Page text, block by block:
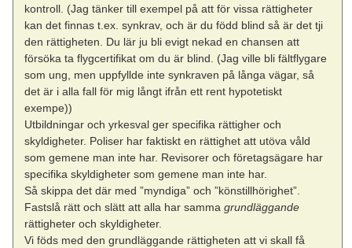
kontroll. (Jag tänker till exempel på att för vissa rättigheter
kan det finnas t.ex. synkrav, och är du född blind så är det tji
den rättigheten. Du lär ju bli evigt nekad en chansen att
försöka ta flygcertifikat om du är blind. (Jag ville bli fältflygare
som ung, men uppfyllde inte synkraven på långa vägar, så
det är i alla fall för mig långt ifrån ett rent hypotetiskt
exempe))
Utbildningar och yrkesval ger specifika rättigher och
skyldigheter. Poliser har faktiskt en rättighet att utöva våld
som gemene man inte har. Revisorer och företagsägare har
specifika skyldigheter som gemene man inte har.
Så skippa det där med ”myndiga” och ”könstillhörighet”.
Fastslå rätt och slätt att alla har sammagrundläggande
rättigheter och skyldigheter.
Vi föds med den grundläggande rättigheten att vi skall få